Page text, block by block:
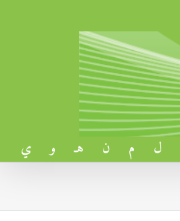
ل م ن هـ و ي